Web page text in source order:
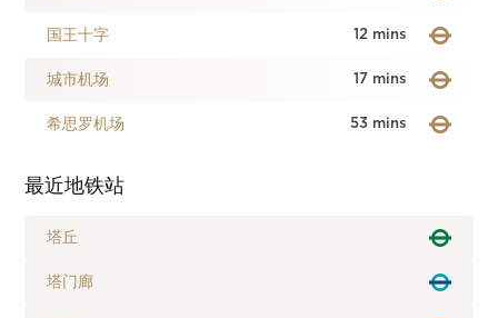
国王十字 12 mins
城市机场 17 mins
希思罗机场 53 mins
最近地铁站
塔丘
塔门廊